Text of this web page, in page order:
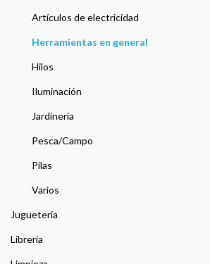
Artículos de electricidad
Herramientas en general
Hilos
Iluminación
Jardineria
Pesca/Campo
Pilas
Varios
Jugueteria
Libreria